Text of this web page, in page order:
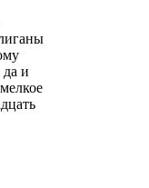
и